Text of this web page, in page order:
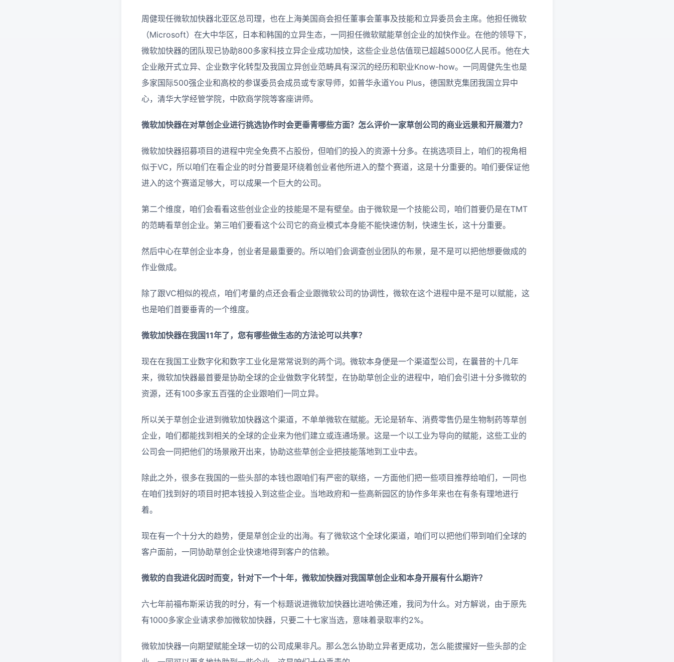
周健现任微软加快器北亚区总司理，也在上海美国商会担任董事会董事及技能和立异委员会主席。他担任微软
（Microsoft）在大中华区，日本和韩国的立异生态，一同担任微软赋能草创企业的加快作业。在他的领导下，
微软加快器的团队现已协助800多家科技立异企业成功加快，这些企业总估值现已超越5000亿人民币。他在大
企业敞开式立异、企业数字化转型及我国立异创业范畴具有深沉的经历和职业Know-how。一同周健先生也是
多家国际500强企业和高校的参谋委员会成员或专家导师，如普华永道You Plus，德国默克集团我国立异中
心，清华大学经管学院，中欧商学院等客座讲师。
微软加快器在对草创企业进行挑选协作时会更垂青哪些方面？怎么评价一家草创公司的商业远景和开展潜力？
微软加快器招募项目的进程中完全免费不占股份，但咱们的投入的资源十分多。在挑选项目上，咱们的视角相
似于VC，所以咱们在看企业的时分首要是环绕着创业者他所进入的整个赛道，这是十分重要的。咱们要保证他
进入的这个赛道足够大，可以成果一个巨大的公司。
第二个维度，咱们会看看这些创业企业的技能是不是有壁垒。由于微软是一个技能公司，咱们首要仍是在TMT
的范畴看草创企业。第三咱们要看这个公司它的商业模式本身能不能快速仿制，快速生长，这十分重要。
然后中心在草创企业本身，创业者是最重要的。所以咱们会调查创业团队的布景，是不是可以把他想要做成的
作业做成。
除了跟VC相似的视点，咱们考量的点还会看企业跟微软公司的协调性，微软在这个进程中是不是可以赋能，这
也是咱们首要垂青的一个维度。
微软加快器在我国11年了，您有哪些做生态的方法论可以共享？
现在在我国工业数字化和数字工业化是常常说到的两个词。微软本身便是一个渠道型公司，在曩昔的十几年
来，微软加快器最首要是协助全球的企业做数字化转型，在协助草创企业的进程中，咱们会引进十分多微软的
资源，还有100多家五百强的企业跟咱们一同立异。
所以关于草创企业进到微软加快器这个渠道，不单单微软在赋能。无论是轿车、消费零售仍是生物制药等草创
企业，咱们都能找到相关的全球的企业来为他们建立或连通场景。这是一个以工业为导向的赋能，这些工业的
公司会一同把他们的场景敞开出来，协助这些草创企业把技能落地到工业中去。
除此之外，很多在我国的一些头部的本钱也跟咱们有严密的联络，一方面他们把一些项目推荐给咱们，一同也
在咱们找到好的项目时把本钱投入到这些企业。当地政府和一些高新园区的协作多年来也在有条有理地进行
着。
现在有一个十分大的趋势，便是草创企业的出海。有了微软这个全球化渠道，咱们可以把他们带到咱们全球的
客户面前，一同协助草创企业快速地得到客户的信赖。
微软的自我进化因时而变，针对下一个十年，微软加快器对我国草创企业和本身开展有什么期许？
六七年前福布斯采访我的时分，有一个标题说进微软加快器比进哈佛还难，我问为什么。对方解说，由于原先
有1000多家企业请求参加微软加快器，只要二十七家当选，意味着录取率约2%。
微软加快器一向期望赋能全球一切的公司成果非凡。那么怎么协助立异者更成功，怎么能拔擢好一些头部的企